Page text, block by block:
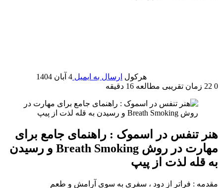
هرکول ارسال به ایمیل 4 آبان 1404
0
زمان تقریبی مطالعه 16 دقیقه
هنر تنفس در اسموک : راهنمای جامع برای
مهارت در روش Breath Smoking و رسیدن
به قله لذت از پیپ
مقدمه : فراتر از دود ، سفری به سوی آرامش و طعم